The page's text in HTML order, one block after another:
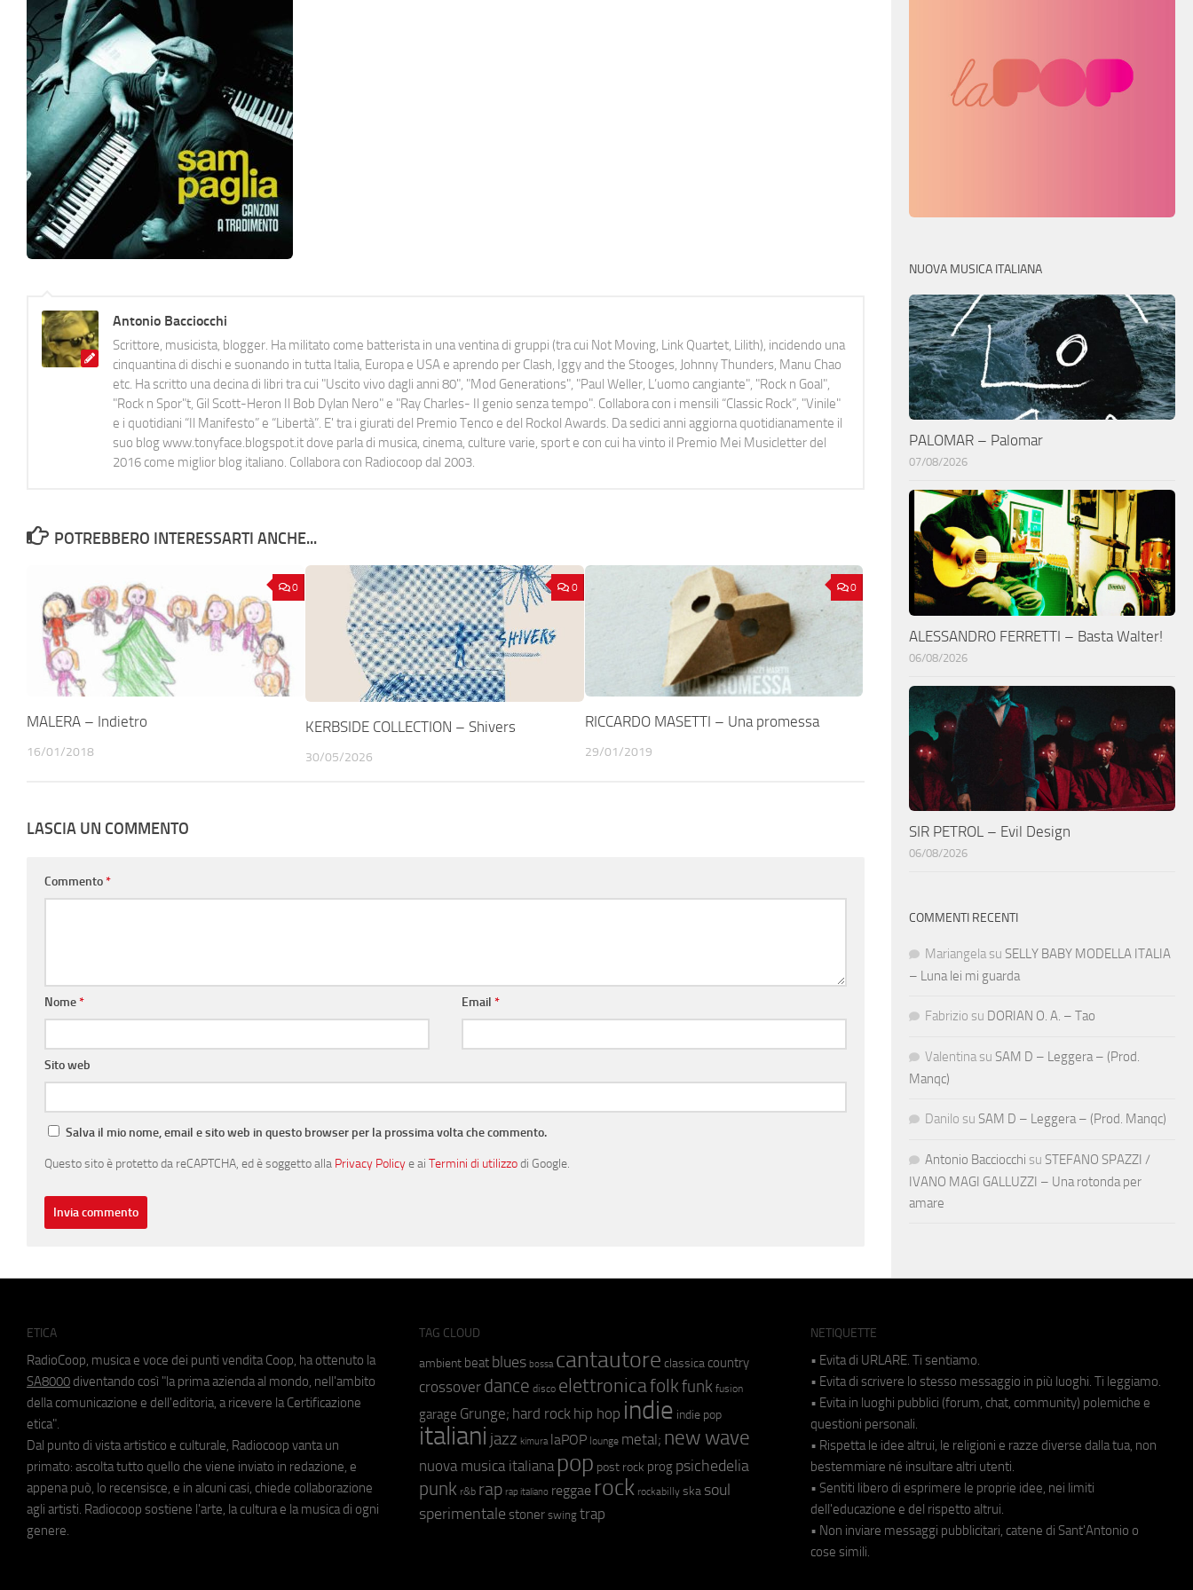
Antonio Bacciocchi
Scrittore, musicista, blogger. Ha militato come batterista in una ventina di gruppi (tra cui Not Moving, Link Quartet, Lilith), incidendo una
cinquantina di dischi e suonando in tutta Italia, Europa e USA e aprendo per Clash, Iggy and the Stooges, Johnny Thunders, Manu Chao
etc. Ha scritto una decina di libri tra cui "Uscito vivo dagli anni 80", "Mod Generations", "Paul Weller, L’uomo cangiante", "Rock n Goal",
"Rock n Spor"t, Gil Scott-Heron Il Bob Dylan Nero" e "Ray Charles- Il genio senza tempo". Collabora con i mensili “Classic Rock”, "Vinile"
e i quotidiani “Il Manifesto” e “Libertà”. E' tra i giurati del Premio Tenco e del Rockol Awards. Da sedici anni aggiorna quotidianamente il
suo blog www.tonyface.blogspot.it dove parla di musica, cinema, culture varie, sport e con cui ha vinto il Premio Mei Musicletter del
2016 come miglior blog italiano. Collabora con Radiocoop dal 2003.
POTREBBERO INTERESSARTI ANCHE...
0
MALERA – Indietro
16/01/2018
0
KERBSIDE COLLECTION – Shivers
30/05/2026
0
RICCARDO MASETTI – Una promessa
29/01/2019
LASCIA UN COMMENTO
Commento*
Nome* Email*
Sito web
Salva il mio nome, email e sito web in questo browser per la prossima volta che commento.
Questo sito è protetto da reCAPTCHA, ed è soggetto alla Privacy Policye ai Termini di utilizzodi Google.
NUOVA MUSICA ITALIANA
PALOMAR – Palomar
07/08/2026
ALESSANDRO FERRETTI – Basta Walter!
06/08/2026
SIR PETROL – Evil Design
06/08/2026
COMMENTI RECENTI
Mariangela su SELLY BABY MODELLA ITALIA
– Luna lei mi guarda
Fabrizio su DORIAN O. A. – Tao
Valentina su SAM D – Leggera – (Prod.
Manqc)
Danilo su SAM D – Leggera – (Prod. Manqc)
Antonio Bacciocchi su STEFANO SPAZZI /
IVANO MAGI GALLUZZI – Una rotonda per
amare
ETICA
RadioCoop, musica e voce dei punti vendita Coop, ha ottenuto la
SA8000 diventando così "la prima azienda al mondo, nell'ambito
della comunicazione e dell'editoria, a ricevere la Certificazione
etica".
Dal punto di vista artistico e culturale, Radiocoop vanta un
primato: ascolta tutto quello che viene inviato in redazione, e
appena può, lo recensisce, e in alcuni casi, chiede collaborazione
agli artisti. Radiocoop sostiene l'arte, la cultura e la musica di ogni
genere.
TAG CLOUD
ambient beat blues bossa cantautore classica country
crossover dance disco elettronicafolkfunk fusion
garage Grunge; hard rock hip hop indie indie pop
italiani jazz kimura laPOP lounge metal; new wave
nuova musica italiana pop post rock prog psichedelia
punk r&b rap rap italiano reggae rock rockabilly ska soul
sperimentale stoner swing trap
NETIQUETTE
• Evita di URLARE. Ti sentiamo.
• Evita di scrivere lo stesso messaggio in più luoghi. Ti leggiamo.
• Evita in luoghi pubblici (forum, chat, community) polemiche e
questioni personali.
• Rispetta le idee altrui, le religioni e razze diverse dalla tua, non
bestemmiare né insultare altri utenti.
• Sentiti libero di esprimere le proprie idee, nei limiti
dell'educazione e del rispetto altrui.
• Non inviare messaggi pubblicitari, catene di Sant'Antonio o
cose simili.